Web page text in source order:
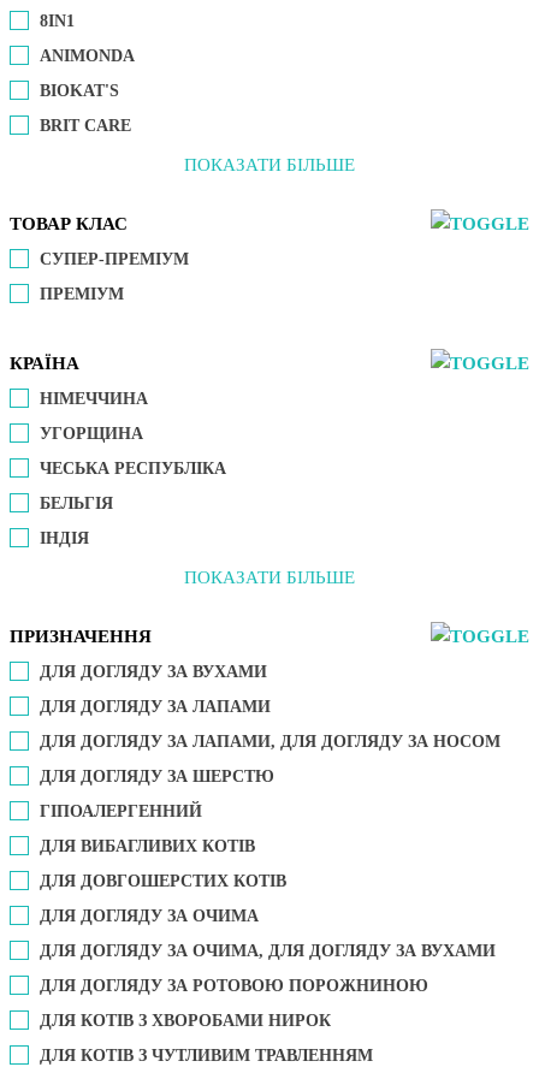
8IN1
ANIMONDA
BIOKAT'S
BRIT CARE
ПОКАЗАТИ БІЛЬШЕ
ТОВАР КЛАС
СУПЕР-ПРЕМІУМ
ПРЕМІУМ
КРАЇНА
НІМЕЧЧИНА
УГОРЩИНА
ЧЕСЬКА РЕСПУБЛІКА
БЕЛЬГІЯ
ІНДІЯ
ПОКАЗАТИ БІЛЬШЕ
ПРИЗНАЧЕННЯ
ДЛЯ ДОГЛЯДУ ЗА ВУХАМИ
ДЛЯ ДОГЛЯДУ ЗА ЛАПАМИ
ДЛЯ ДОГЛЯДУ ЗА ЛАПАМИ, ДЛЯ ДОГЛЯДУ ЗА НОСОМ
ДЛЯ ДОГЛЯДУ ЗА ШЕРСТЮ
ГІПОАЛЕРГЕННИЙ
ДЛЯ ВИБАГЛИВИХ КОТІВ
ДЛЯ ДОВГОШЕРСТИХ КОТІВ
ДЛЯ ДОГЛЯДУ ЗА ОЧИМА
ДЛЯ ДОГЛЯДУ ЗА ОЧИМА, ДЛЯ ДОГЛЯДУ ЗА ВУХАМИ
ДЛЯ ДОГЛЯДУ ЗА РОТОВОЮ ПОРОЖНИНОЮ
ДЛЯ КОТІВ З ХВОРОБАМИ НИРОК
ДЛЯ КОТІВ З ЧУТЛИВИМ ТРАВЛЕННЯМ